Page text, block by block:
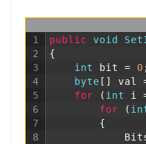
1
2
3
4
5
6
7
8
public void
{
int
bit = 0
byte [ ] val
for
( int i
for
(
{